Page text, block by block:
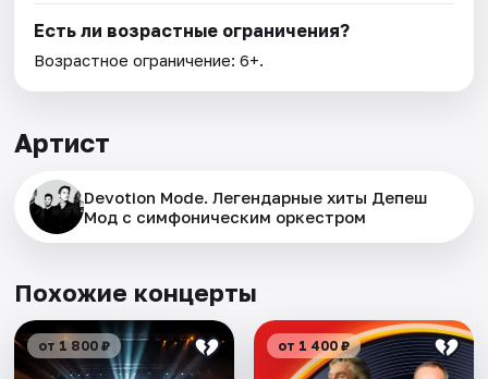
Есть ли возрастные ограничения?
Возрастное ограничение: 6+.
Артист
Devotion Mode. Легендарные хиты Депеш
Мод с симфоническим оркестром
Похожие концерты
от 1 800 ₽ от 1 400 ₽